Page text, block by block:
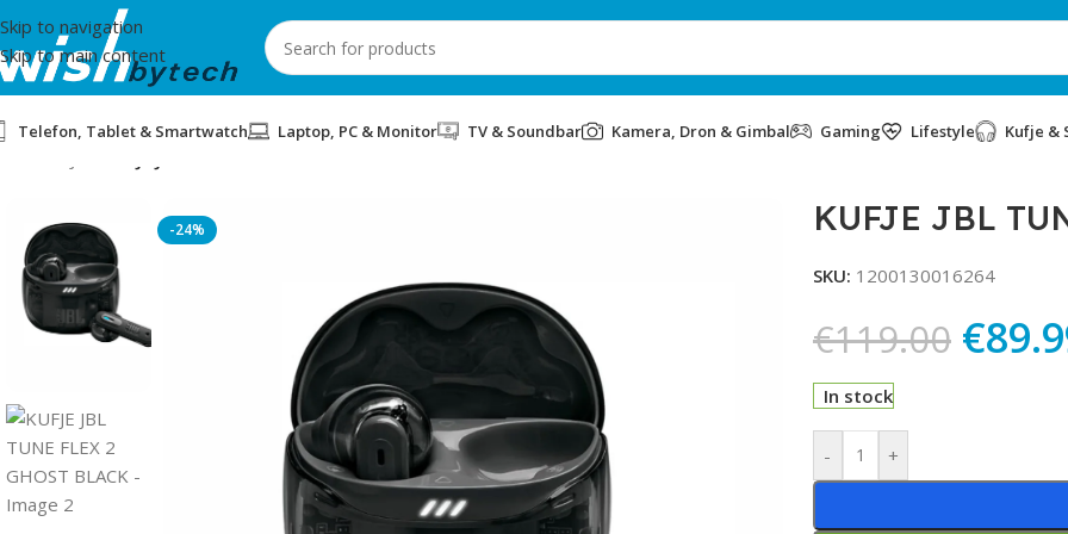
Skip to navigation
Skip to main content
Telefon, Tablet & Smartwatch Laptop, PC & Monitor TV & Soundbar Kamera, Dron & Gimbal Gaming Lifestyle Kufje &
-24% KUFJE JBL
SKU: 1200130016264
€119.00 €
In stock
- +
Alternative: